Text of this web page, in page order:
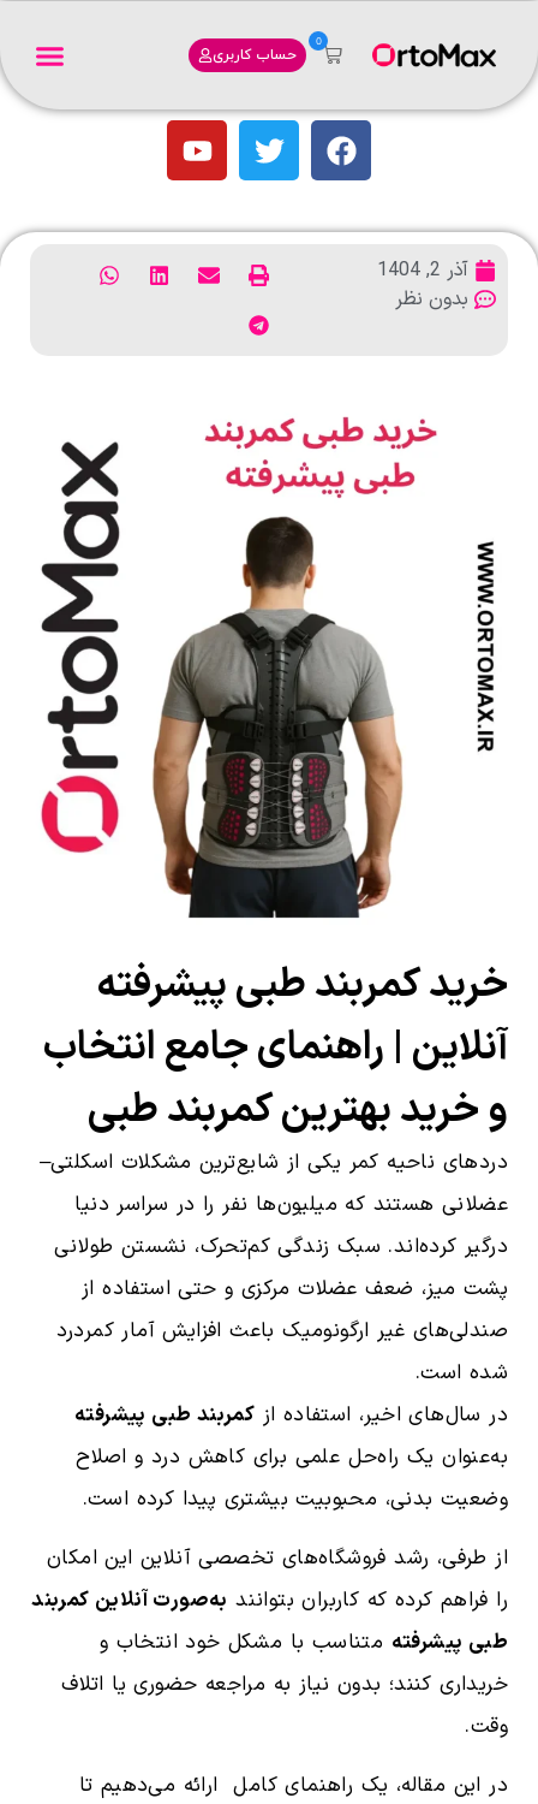
0
حساب کاربری
آذر 2, 1404
بدون نظر
خرید کمربند طبی پیشرفته
آنلاین | راهنمای جامع انتخاب
و خرید بهترین کمربند طبی
دردهای ناحیه کمر یکی از شایع‌ترین مشکلات اسکلتی–
عضلانی هستند که میلیون‌ها نفر را در سراسر دنیا
درگیر کرده‌اند. سبک زندگی کم‌تحرک، نشستن طولانی
پشت میز، ضعف عضلات مرکزی و حتی استفاده از
صندلی‌های غیر ارگونومیک باعث افزایش آمار کمردرد
شده است.
در سال‌های اخیر، استفاده از کمربند طبی پیشرفته
به‌عنوان یک راه‌حل علمی برای کاهش درد و اصلاح
وضعیت بدنی، محبوبیت بیشتری پیدا کرده است.
از طرفی، رشد فروشگاه‌های تخصصی آنلاین این امکان
را فراهم کرده که کاربران بتوانند به‌صورت آنلاین کمربند
طبی پیشرفته متناسب با مشکل خود انتخاب و
خریداری کنند؛ بدون نیاز به مراجعه حضوری یا اتلاف
وقت.
در این مقاله، یک راهنمای کامل ارائه می‌دهیم تا